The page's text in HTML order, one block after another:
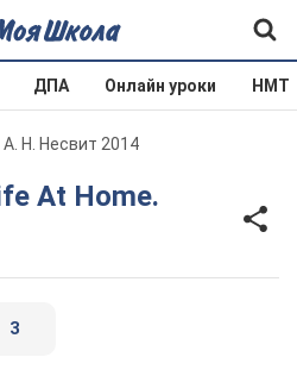
ДПА Онлайн уроки НМТ
Н. Несвит 2014
3